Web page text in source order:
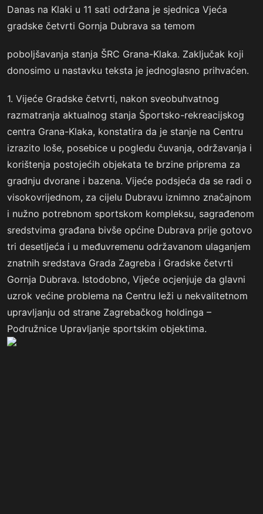
Danas na Klaki u 11 sati održana je sjednica Vjeća
gradske četvrti Gornja Dubrava sa temom
poboljšavanja stanja ŠRC Grana-Klaka. Zaključak koji
donosimo u nastavku teksta je jednoglasno prihvaćen.
1. Vijeće Gradske četvrti, nakon sveobuhvatnog
razmatranja aktualnog stanja Športsko-rekreacijskog
centra Grana-Klaka, konstatira da je stanje na Centru
izrazito loše, posebice u pogledu čuvanja, održavanja i
korištenja postojećih objekata te brzine priprema za
gradnju dvorane i bazena. Vijeće podsjeća da se radi o
visokovrijednom, za cijelu Dubravu iznimno značajnom
i nužno potrebnom sportskom kompleksu, sagrađenom
sredstvima građana bivše općine Dubrava prije gotovo
tri desetljeća i u međuvremenu održavanom ulaganjem
znatnih sredstava Grada Zagreba i Gradske četvrti
Gornja Dubrava. Istodobno, Vijeće ocjenjuje da glavni
uzrok većine problema na Centru leži u nekvalitetnom
upravljanju od strane Zagrebačkog holdinga –
Podružnice Upravljanje sportskim objektima.